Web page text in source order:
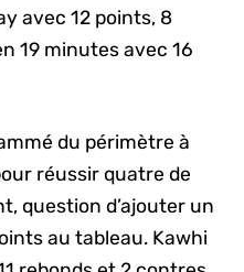
avec 12 points, 8
19 minutes avec 16
du périmètre à
réussir quatre de
question d’ajouter un
au tableau. Kawhi